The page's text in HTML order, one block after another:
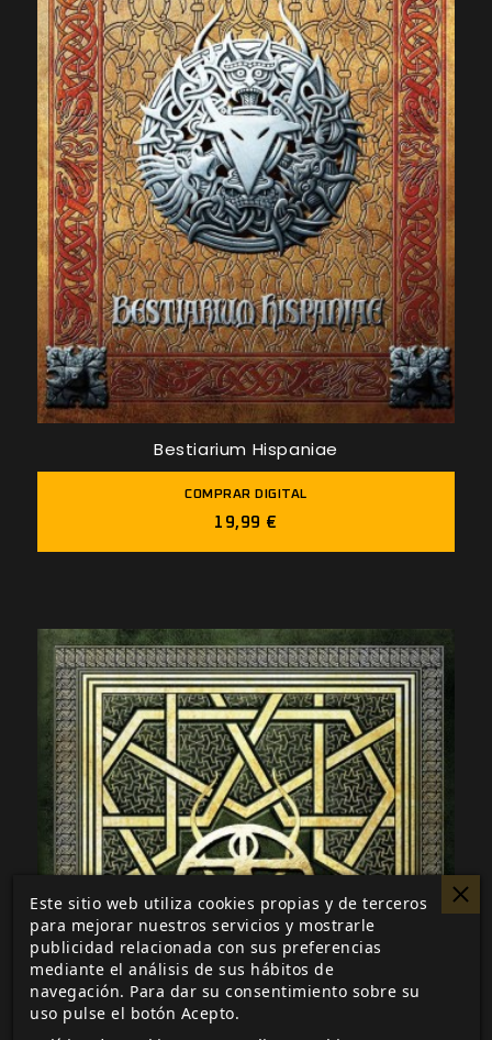
Bestiarium Hispaniae
COMPRAR DIGITAL
19,99 €
Este sitio web utiliza cookies propias y de terceros
para mejorar nuestros servicios y mostrarle
publicidad relacionada con sus preferencias
mediante el análisis de sus hábitos de
navegación. Para dar su consentimiento sobre su
uso pulse el botón Acepto.